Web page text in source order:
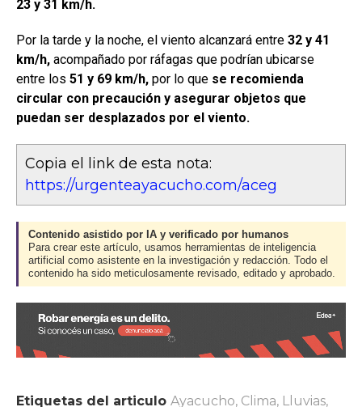
23 y 31 km/h.
Por la tarde y la noche, el viento alcanzará entre 32 y 41
km/h, acompañado por ráfagas que podrían ubicarse
entre los 51 y 69 km/h, por lo que se recomienda
circular con precaución y asegurar objetos que
puedan ser desplazados por el viento.
Copia el link de esta nota:
https://urgenteayacucho.com/aceg
Contenido asistido por IA y verificado por humanos
Para crear este artículo, usamos herramientas de inteligencia
artificial como asistente en la investigación y redacción. Todo el
contenido ha sido meticulosamente revisado, editado y aprobado.
Etiquetas del articulo Ayacucho, Clima, Lluvias,